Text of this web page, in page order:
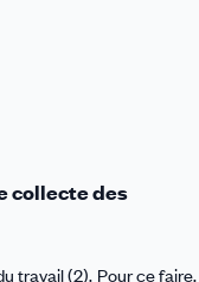
collecte des
travail (2). Pour ce faire,